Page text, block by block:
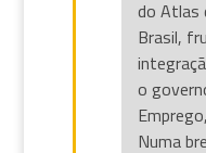
do Atlas
Brasil,
o
Numa